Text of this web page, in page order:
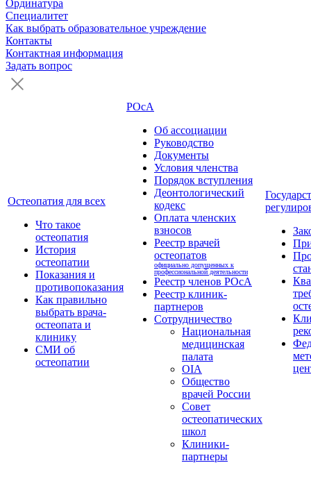
Ординатура
Специалитет
Как выбрать образовательное учреждение
Контакты
Контактная информация
Задать вопрос
Остеопатия для всех
Что такое
остеопатия
История
остеопатии
Показания и
противопоказания
Как правильно
выбрать врача-
остеопата и
клинику
СМИ об
остеопатии
РОсА
Об ассоциации
Руководство
Документы
Условия членства
Порядок вступления
Деонтологический
кодекс
Оплата членских
взносов
Реестр врачей
остеопатов
официально допущенных к
профессиональной деятельности
Реестр членов РОсА
Реестр клиник-
партнеров
Сотрудничество
Национальная
медицинская
палата
OIA
Общество
врачей России
Совет
остеопатических
школ
Клиники-
партнеры